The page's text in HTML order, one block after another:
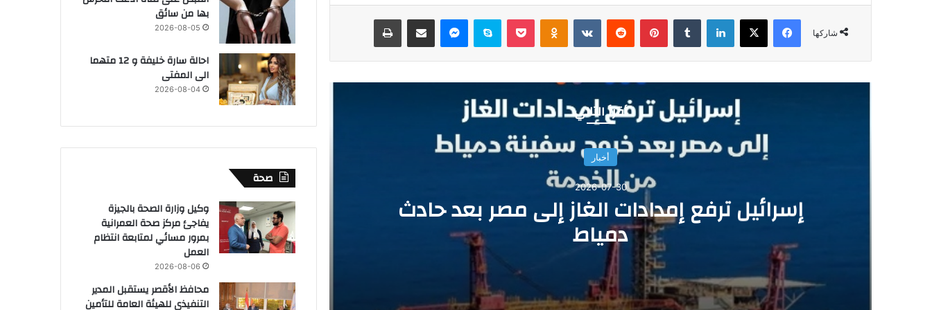
شاركها
فيسبوك لينكدإن بينتيريست سكايب
أقرأ التالي
أخبار
2026-07-30
إسرائيل ترفع إمدادات الغاز إلى مصر بعد حادث
دمياط
بها من سائق
2026-08-05
احالة سارة خليفة و 12 متهما
الى المفتى
2026-08-04
صحة
وكيل وزارة الصحة بالجيزة
يفاجئ مركز صحة العمرانية
بمرور مسائي لمتابعة انتظام
العمل
2026-08-06
محافظ الأقصر يستقبل المدير
التنفيذي للهيئة العامة للتأمين